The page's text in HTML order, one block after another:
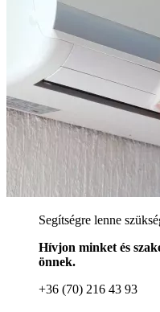
Segítségre lenne
Hívjon minket és
önnek.
+36 (70) 216 43 93